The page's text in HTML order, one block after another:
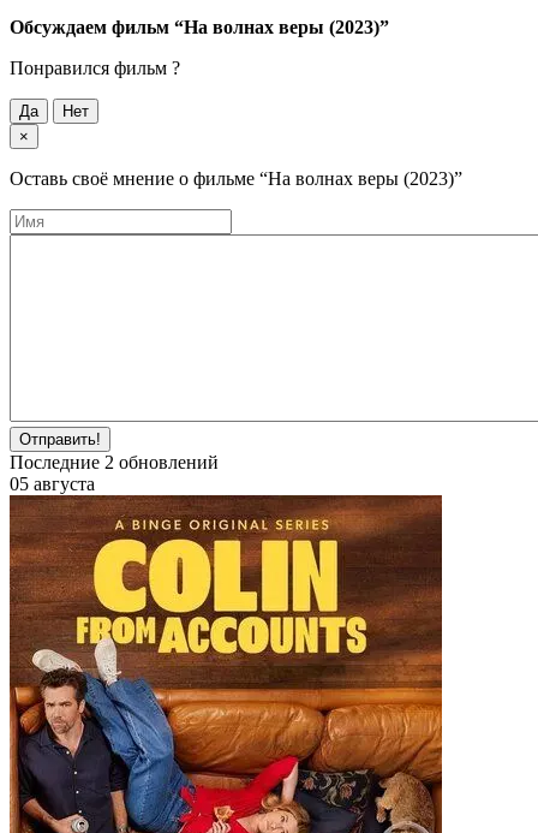
Обсуждаем фильм “На волнах веры (2023)”
Понравился фильм ?
Да
Нет
×
Оставь своё мнение о фильме “На волнах веры (2023)”
Отправить!
Последние 2 обновлений
05 августа